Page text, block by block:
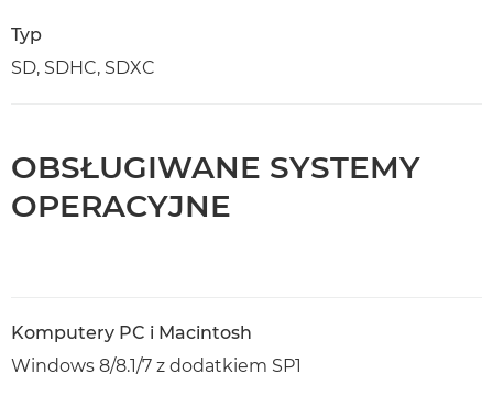
Typ
SD, SDHC, SDXC
OBSŁUGIWANE SYSTEMY
OPERACYJNE
Komputery PC i Macintosh
Windows 8/8.1/7 z dodatkiem SP1